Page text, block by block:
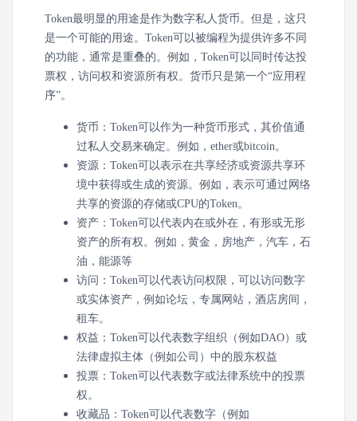
Token最明显的用途是作为数字私人货币。但是，这只
是一个可能的用途。Token可以被编程为提供许多不同
的功能，通常是重叠的。例如，Token可以同时传达投
票权，访问权和资源所有权。货币只是第一个“应用程
序”。
货币： Token可以作为一种货币形式，其价值通
过私人交易来确定。例如，ether或bitcoin。
资源： Token可以表示在共享经济或资源共享环
境中获得或生成的资源。例如，表示可通过网络
共享的资源的存储或CPU的Token。
资产： Token可以代表内在或外在，有形或无形
资产的所有权。例如，黄金，房地产，汽车，石
油，能源等
访问： Token可以代表访问权限，可以访问数字
或实体资产，例如论坛，专属网站，酒店房间，
租车。
权益： Token可以代表数字组织（例如DAO）或
法律虚拟主体（例如公司）中的股东权益
投票： Token可以代表数字或法律系统中的投票
权。
收藏品 ：Token可以代表数字（例如